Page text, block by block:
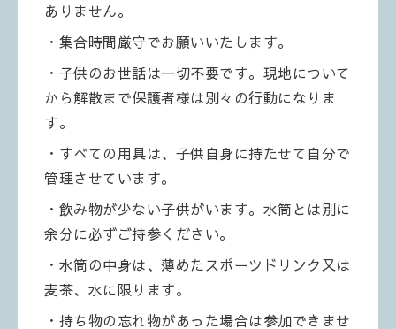
ありません。
・集合時間厳守でお願いいたします。
・子供のお世話は一切不要です。現地について
から解散まで保護者様は別々の行動になりま
す。
・すべての用具は、子供自身に持たせて自分で
管理させています。
・飲み物が少ない子供がいます。水筒とは別に
余分に必ずご持参ください。
・水筒の中身は、薄めたスポーツドリンク又は
麦茶、水に限ります。
・持ち物の忘れ物があった場合は参加できませ